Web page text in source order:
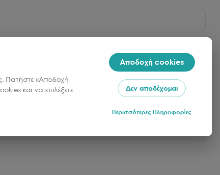
σε αρχαία μονοπάτια στις παρθένες
Πατήστε «Αποδοχή
και να επιλέξετε
Αποδοχή cookies
Δεν αποδέχομαι
Περισσότερες Πληροφορίες